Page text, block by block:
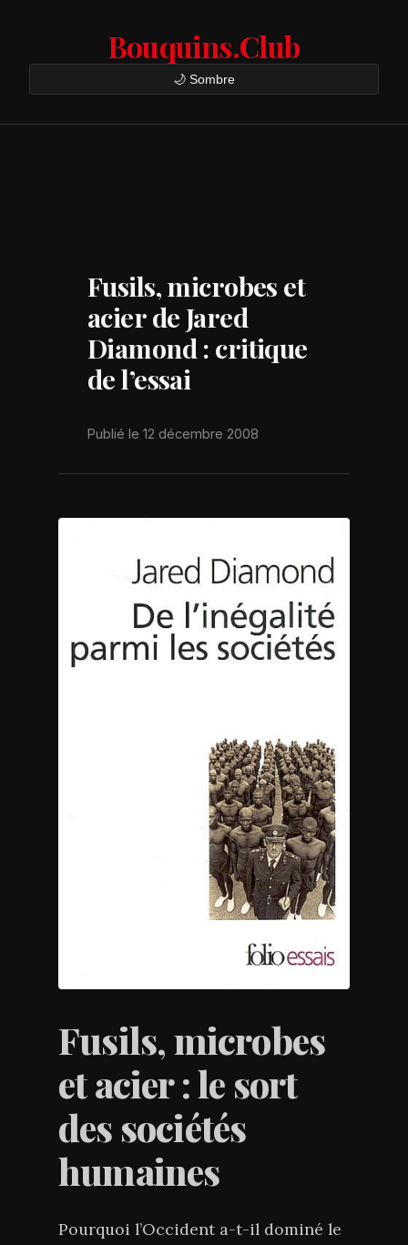
Bouquins.Club
🌙 Sombre
Fusils, microbes et
acier de Jared
Diamond : critique
de l’essai
Publié le 12 décembre 2008
Fusils, microbes
et acier : le sort
des sociétés
humaines
Pourquoi l’Occident a-t-il dominé le